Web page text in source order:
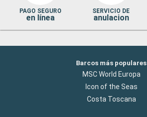
PAGO SEGURO
en línea
SERVICIO DE
anulacion
Barcos más populares
MSC World Europa
Icon of the Seas
Costa Toscana